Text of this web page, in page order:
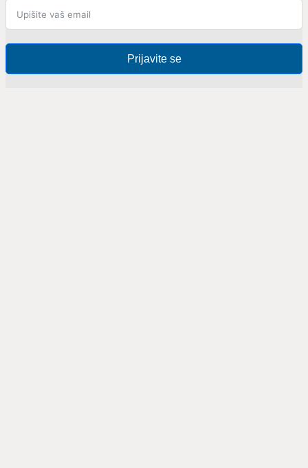
Prijavite se